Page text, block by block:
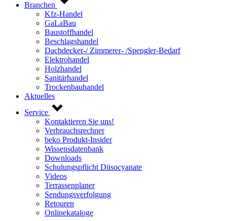
Branchen
Kfz-Handel
GaLaBau
Baustoffhandel
Beschlagshandel
Dachdecker-/ Zimmerer- /Spengler-Bedarf
Elektrohandel
Holzhandel
Sanitärhandel
Trockenbauhandel
Aktuelles
Service
Kontaktieren Sie uns!
Verbrauchsrechner
beko Produkt-Insider
Wissensdatenbank
Downloads
Schulungspflicht Diisocyanate
Videos
Terrassenplaner
Sendungsverfolgung
Retouren
Onlinekataloge